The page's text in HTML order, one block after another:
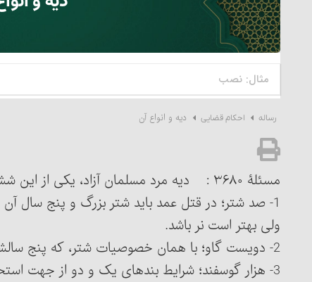
رساله احکام قضایی دیه و انواع آن‏
مسئلۀ ۳۶۸۰ : دیه مرد مسلمان آزاد، یکی از این شش چیز یا قیمت یکی از آنهاست:
1- صد شتر؛ در قتل عمد باید شتر بزرگ و پنج سال
ولی بهتر است نر باشد.
2- دویست گاو؛ با همان خصوصیات شتر، که پنج سالشان تمام شده باشد و بهتر است نر باشند.
3- هزار گوسفند؛ شرایط بندهای یک و دو از جهت استحباب، در گوسفند لازم نیست.